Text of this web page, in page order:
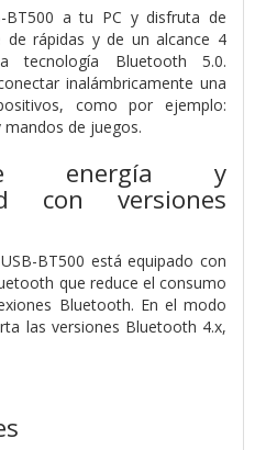
BT500 a tu PC y disfruta de
de rápidas y de un alcance 4
tecnología Bluetooth 5.0.
inalámbricamente una
como por ejemplo:
de juegos.
energía y
con versiones
BT500 está equipado con
que reduce el consumo
Bluetooth. En el modo
las versiones Bluetooth 4.x,